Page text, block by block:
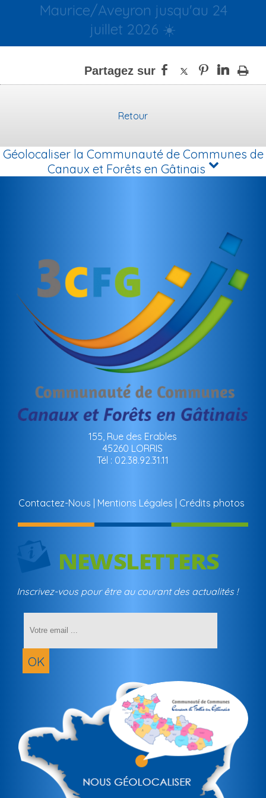
Maurice/Aveyron jusqu'au 24
juillet 2026 ☀️
Retour
Géolocaliser la Communauté de Communes de
Canaux et Forêts en Gâtinais
155, Rue des Erables
45260 LORRIS
Tél : 02.38.92.31.11
Contactez-Nous Mentions Légales Crédits photos
Inscrivez-vous pour être au courant des actualités !
OK